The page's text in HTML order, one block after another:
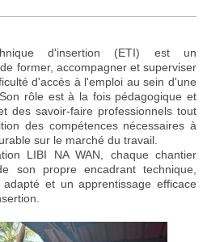
d'insertion (ETI) est un
former, accompagner et superviser
d'accès à l'emploi au sein d'une
rôle est à la fois pédagogique et
des savoir-faire professionnels tout
des compétences nécessaires à
sur le marché du travail.
LIBI NA WAN, chaque chantier
son propre encadrant technique,
et un apprentissage efficace